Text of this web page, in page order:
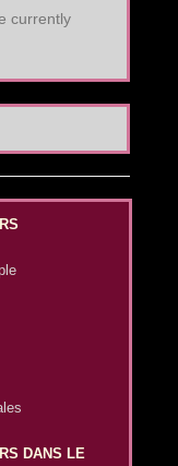
currently
DANS LE